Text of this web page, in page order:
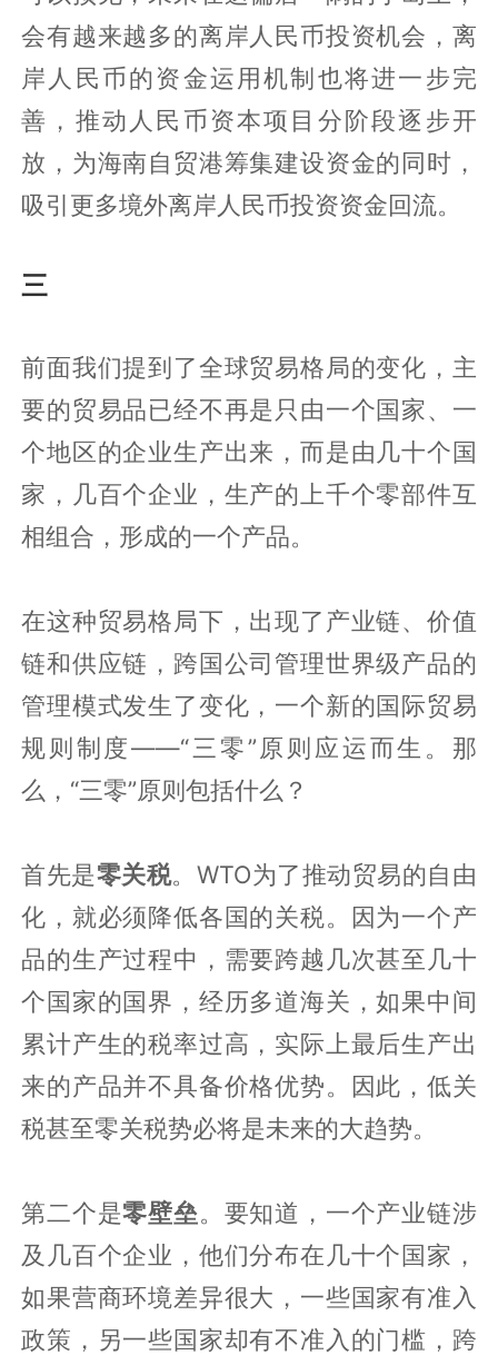
会有越来越多的离岸人民币投资机会，离
岸人民币的资金运用机制也将进一步完
善，推动人民币资本项目分阶段逐步开
放，为海南自贸港筹集建设资金的同时，
吸引更多境外离岸人民币投资资金回流。
三
前面我们提到了全球贸易格局的变化，主
要的贸易品已经不再是只由一个国家、一
个地区的企业生产出来，而是由几十个国
家，几百个企业，生产的上千个零部件互
相组合，形成的一个产品。
在这种贸易格局下，出现了产业链、价值
链和供应链，跨国公司管理世界级产品的
管理模式发生了变化，一个新的国际贸易
规则制度——“三零”原则应运而生。那
么，“三零”原则包括什么？
首先是零关税。WTO为了推动贸易的自由
化，就必须降低各国的关税。因为一个产
品的生产过程中，需要跨越几次甚至几十
个国家的国界，经历多道海关，如果中间
累计产生的税率过高，实际上最后生产出
来的产品并不具备价格优势。因此，低关
税甚至零关税势必将是未来的大趋势。
第二个是零壁垒。要知道，一个产业链涉
及几百个企业，他们分布在几十个国家，
如果营商环境差异很大，一些国家有准入
政策，另一些国家却有不准入的门槛，跨